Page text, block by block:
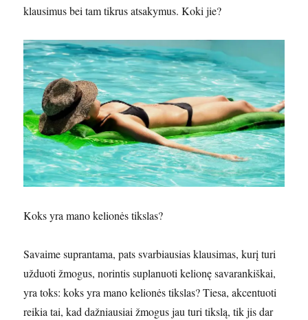
klausimus bei tam tikrus atsakymus. Koki jie?
Koks yra mano kelionės tikslas?
Savaime suprantama, pats svarbiausias klausimas, kurį turi
užduoti žmogus, norintis suplanuoti kelionę savarankiškai,
yra toks: koks yra mano kelionės tikslas? Tiesa, akcentuoti
reikia tai, kad dažniausiai žmogus jau turi tikslą, tik jis dar